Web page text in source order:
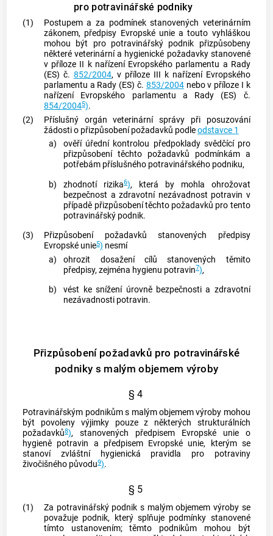
pro potravinářské podniky
(1)
Postupem a za podmínek stanovených veterinárním
zákonem, předpisy Evropské unie a touto vyhláškou
mohou být pro potravinářský podnik přizpůsobeny
některé veterinární a hygienické požadavky stanovené
v příloze II k nařízení Evropského parlamentu a Rady
(ES) č. 852/2004, v příloze III k nařízení Evropského
parlamentu a Rady (ES) č. 853/2004nebo v příloze I k
nařízení Evropského parlamentu a Rady (ES) č.
854/20045).
(2)
Příslušný orgán veterinární správy při posuzování
žádosti o přizpůsobení požadavků podleodstavce 1
a)
ověří úřední kontrolou předpoklady svědčící pro
přizpůsobení těchto požadavků podmínkám a
potřebám příslušného potravinářského podniku,
b)
zhodnotí rizika6), která by mohla ohrožovat
bezpečnost a zdravotní nezávadnost potravin v
případě přizpůsobení těchto požadavků pro tento
potravinářský podnik.
(3)
Přizpůsobení požadavků stanovených předpisy
Evropské unie5) nesmí
a)
ohrozit dosažení cílů stanovených těmito
předpisy, zejména hygienu potravin7),
b)
vést ke snížení úrovně bezpečnosti a zdravotní
nezávadnosti potravin.
Přizpůsobení požadavků pro potravinářské
podniky s malým objemem výroby
§ 4
Potravinářským podnikům s malým objemem výroby mohou
být povoleny výjimky pouze z některých strukturálních
požadavků8), stanovených předpisem Evropské unie o
hygieně potravin a předpisem Evropské unie, kterým se
stanoví zvláštní hygienická pravidla pro potraviny
živočišného původu9).
§ 5
(1)
Za potravinářský podnik s malým objemem výroby se
považuje podnik, který splňuje podmínky stanovené
tímto ustanovením; těmto podnikům mohou být